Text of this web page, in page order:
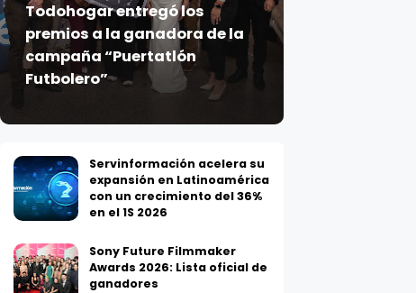
Todohogar entregó los
premios a la ganadora de la
campaña “Puertatlón
Futbolero”
Servinformación acelera su
expansión en Latinoamérica
con un crecimiento del 36%
en el 1S 2026
Sony Future Filmmaker
Awards 2026: Lista oficial de
ganadores